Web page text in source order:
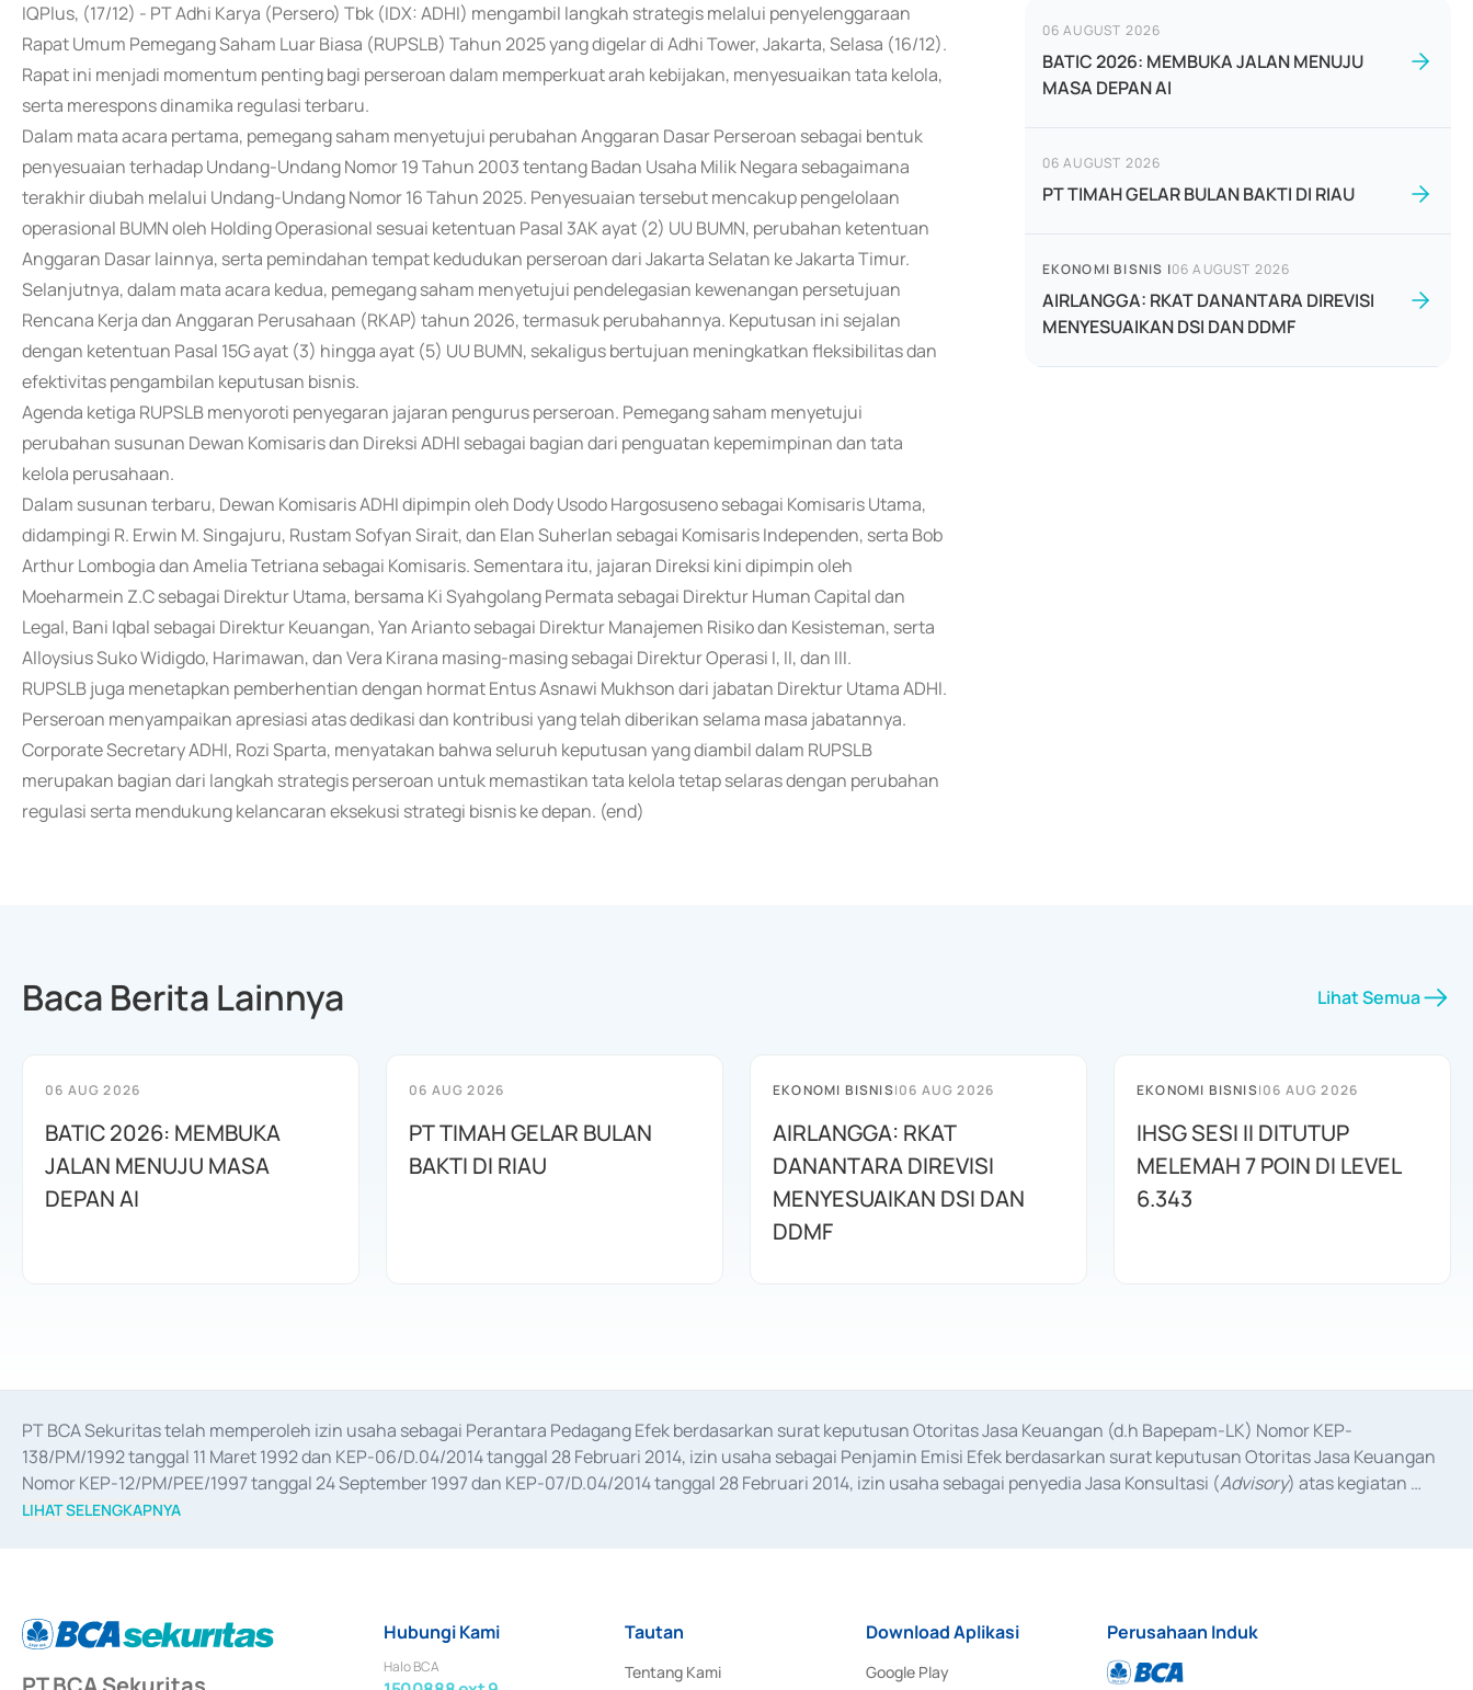
IQPlus, (17/12) - PT Adhi Karya (Persero) Tbk (IDX: ADHI) mengambil langkah strategis melalui penyelenggaraan
Rapat Umum Pemegang Saham Luar Biasa (RUPSLB) Tahun 2025 yang digelar di Adhi Tower, Jakarta, Selasa (16/12).
Rapat ini menjadi momentum penting bagi perseroan dalam memperkuat arah kebijakan, menyesuaikan tata kelola,
serta merespons dinamika regulasi terbaru.
Dalam mata acara pertama, pemegang saham menyetujui perubahan Anggaran Dasar Perseroan sebagai bentuk
penyesuaian terhadap Undang-Undang Nomor 19 Tahun 2003 tentang Badan Usaha Milik Negara sebagaimana
terakhir diubah melalui Undang-Undang Nomor 16 Tahun 2025. Penyesuaian tersebut mencakup pengelolaan
operasional BUMN oleh Holding Operasional sesuai ketentuan Pasal 3AK ayat (2) UU BUMN, perubahan ketentuan
Anggaran Dasar lainnya, serta pemindahan tempat kedudukan perseroan dari Jakarta Selatan ke Jakarta Timur.
Selanjutnya, dalam mata acara kedua, pemegang saham menyetujui pendelegasian kewenangan persetujuan
Rencana Kerja dan Anggaran Perusahaan (RKAP) tahun 2026, termasuk perubahannya. Keputusan ini sejalan
dengan ketentuan Pasal 15G ayat (3) hingga ayat (5) UU BUMN, sekaligus bertujuan meningkatkan fleksibilitas dan
efektivitas pengambilan keputusan bisnis.
Agenda ketiga RUPSLB menyoroti penyegaran jajaran pengurus perseroan. Pemegang saham menyetujui
perubahan susunan Dewan Komisaris dan Direksi ADHI sebagai bagian dari penguatan kepemimpinan dan tata
kelola perusahaan.
Dalam susunan terbaru, Dewan Komisaris ADHI dipimpin oleh Dody Usodo Hargosuseno sebagai Komisaris Utama,
didampingi R. Erwin M. Singajuru, Rustam Sofyan Sirait, dan Elan Suherlan sebagai Komisaris Independen, serta Bob
Arthur Lombogia dan Amelia Tetriana sebagai Komisaris. Sementara itu, jajaran Direksi kini dipimpin oleh
Moeharmein Z.C sebagai Direktur Utama, bersama Ki Syahgolang Permata sebagai Direktur Human Capital dan
Legal, Bani Iqbal sebagai Direktur Keuangan, Yan Arianto sebagai Direktur Manajemen Risiko dan Kesisteman, serta
Alloysius Suko Widigdo, Harimawan, dan Vera Kirana masing-masing sebagai Direktur Operasi I, II, dan III.
RUPSLB juga menetapkan pemberhentian dengan hormat Entus Asnawi Mukhson dari jabatan Direktur Utama ADHI.
Perseroan menyampaikan apresiasi atas dedikasi dan kontribusi yang telah diberikan selama masa jabatannya.
Corporate Secretary ADHI, Rozi Sparta, menyatakan bahwa seluruh keputusan yang diambil dalam RUPSLB
merupakan bagian dari langkah strategis perseroan untuk memastikan tata kelola tetap selaras dengan perubahan
regulasi serta mendukung kelancaran eksekusi strategi bisnis ke depan. (end)
06 AUGUST 2026
BATIC 2026: MEMBUKA JALAN MENUJU
MASA DEPAN AI
06 AUGUST 2026
PT TIMAH GELAR BULAN BAKTI DI RIAU
EKONOMI BISNIS |06 AUGUST 2026
AIRLANGGA: RKAT DANANTARA DIREVISI
MENYESUAIKAN DSI DAN DDMF
Baca Berita Lainnya Lihat Semua
06 AUG 2026
BATIC 2026: MEMBUKA
JALAN MENUJU MASA
DEPAN AI
06 AUG 2026
PT TIMAH GELAR BULAN
BAKTI DI RIAU
EKONOMI BISNIS|06 AUG 2026
AIRLANGGA: RKAT
DANANTARA DIREVISI
MENYESUAIKAN DSI DAN
DDMF
EKONOMI BISNIS|06 AUG 2026
IHSG SESI II DITUTUP
MELEMAH 7 POIN DI LEVEL
6.343
PT BCA Sekuritas telah memperoleh izin usaha sebagai Perantara Pedagang Efek berdasarkan surat keputusan Otoritas Jasa Keuangan (d.h Bapepam-LK) Nomor KEP-
138/PM/1992 tanggal 11 Maret 1992 dan KEP-06/D.04/2014 tanggal 28 Februari 2014, izin usaha sebagai Penjamin Emisi Efek berdasarkan surat keputusan Otoritas Jasa Keuangan
Nomor KEP-12/PM/PEE/1997 tanggal 24 September 1997 dan KEP-07/D.04/2014 tanggal 28 Februari 2014, izin usaha sebagai penyedia Jasa Konsultasi (Advisory) atas kegiatan
merger, akuisisi, divestasi, dan
LIHAT SELENGKAPNYA
Hubungi Kami
Halo BCA
Tautan
Tentang Kami
Download Aplikasi
Google Play
Perusahaan Induk